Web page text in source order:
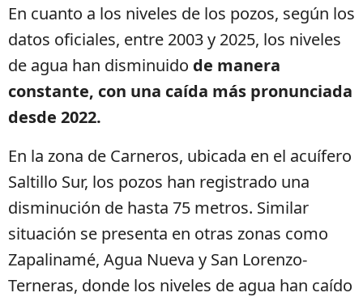
En cuanto a los niveles de los pozos, según los
datos oficiales, entre 2003 y 2025, los niveles
de agua han disminuido de manera
constante, con una caída más pronunciada
desde 2022.
En la zona de Carneros, ubicada en el acuífero
Saltillo Sur, los pozos han registrado una
disminución de hasta 75 metros. Similar
situación se presenta en otras zonas como
Zapalinamé, Agua Nueva y San Lorenzo-
Terneras, donde los niveles de agua han caído